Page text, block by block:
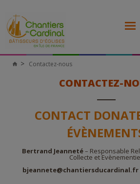
Chantiers
Contactez-nous
CONTACTEZ-
CONTACT
Bertrand Jeanneté– Responsable
Collecte et
bjeannete@chantiersducardinal.fr